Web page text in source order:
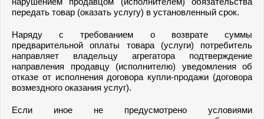
передать товар (оказать услугу) в установленный срок.
Наряду с требованием о возврате суммы
предварительной оплаты товара (услуги) потребитель
направляет владельцу агрегатора подтверждение
направления продавцу (исполнителю) уведомления об
отказе от исполнения договора купли-продажи (договора
возмездного оказания услуг).
Если иное не предусмотрено условиями